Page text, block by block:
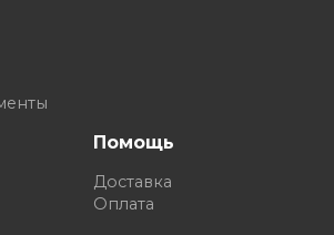
Помощь
Доставка
Оплата